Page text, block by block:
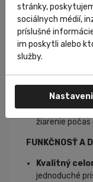
mieste bez
TEPLOTY
Vysoká
Optimálne
prehriatia aj
Materiály s
žiarenie
FUNKČNOSŤ A
Kvalitný
jednoduché
stránky,
sociálnych médií,
príslušné
im poskytli alebo
služby.